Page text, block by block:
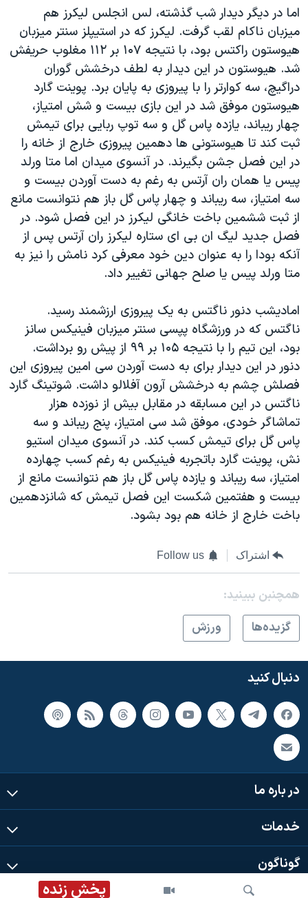
پخش زنده
اما در دیگر دیدار شب گذشته، لس انجلس لیکرز هم
میزبان ناکام لقب گرفت. لیکرز که در استیپلز سنتر میزبان
هیوستون راکتس بود، با نتیجه ۱۰۷ بر ۱۱۲ مغلوب حریفش
شد. هیوستون در این دیدار به لطف درخشش گوران
دراگیچ، سه کوارتر را با پیروزی به پایان برد. پوینت گارد
هیوستون موفق شد در این بازی بیست و شش امتیاز،
چهار ریباند، یازده پاس گل و سه توپ ربایی برای تیمش
ثبت کند تا هیوستونی ها دهمین پیروزی خارج از خانه را
در این فصل جشن بگیرند. در آنسوی میدان اما متا ورلد
پیس یا همان ران آرتس به رغم به دست آوردن بیست و
سه امتیاز، سه ریباند و چهار پاس گل باز هم نتوانست مانع
از ثبت ششمین باخت خانگی لیکرز در این فصل شود. در
فصل جدید لیگ ان بی ای ستاره لیکرز ران آرتس پس از
آنکه بودا را به عنوان دین خود معرفی کرد نامش را نیز به
متا ورلد پیس یا صلح جهانی تغییر داد.
امادیشب دنور ناگتس به یک پیروزی ارزشمند رسید.
ناگتس که در ورزشگاه پپسی سنتر میزبان فینیکس سانز
بود، این تیم را با نتیجه ۱۰۵ بر ۹۹ از پیش رو برداشت.
دنور در این دیدار برای به دست آوردن سی امین پیروزی این
فصلش چشم به درخشش آرون آفلالو داشت. شوتینگ گارد
ناگتس در این مسابقه در مقابل بیش از نوزده هزار
تماشاگر خودی، موفق شد سی امتیاز، پنج ریباند و سه
پاس گل برای تیمش کسب کند. در آنسوی میدان استیو
نش، پوینت گارد باتجربه فینیکس به رغم کسب چهارده
امتیاز، سه ریباند و یازده پاس گل باز هم نتوانست مانع از
بیست و هفتمین شکست این فصل تیمش که شانزدهمین
باخت خارج از خانه هم بود بشود.
اشتراک Follow us
همچنبن ببینید:
گزيده‌ها
ورزش
دنبال کنید
در باره ما
خدمات
گوناگون